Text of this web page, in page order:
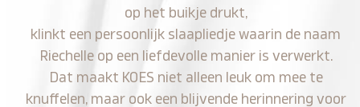
op het buikje drukt,
klinkt een persoonlijk slaapliedje waarin de naam
Riechelle op een liefdevolle manier is verwerkt.
Dat maakt KOES niet alleen leuk om mee te
knuffelen, maar ook een blijvende herinnering voor